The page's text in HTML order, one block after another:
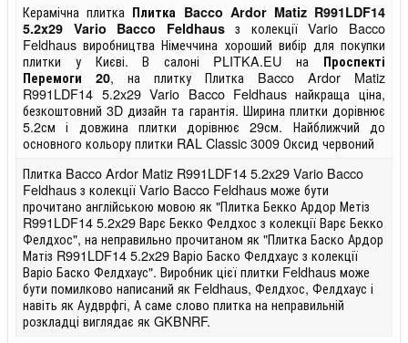
Керамічна плитка Плитка Bacco Ardor Matiz R991LDF14
5.2x29 Vario Bacco Feldhausз колекції Vario Bacco
Feldhaus виробництва Німеччина хороший вибір для покупки
плитки у Києві. В салоні PLITKA.EU на Проспекті
Перемоги 20, на плитку Плитка Bacco Ardor Matiz
R991LDF14 5.2x29 Vario Bacco Feldhaus найкраща ціна,
безкоштовний 3D дизайн та гарантія. Ширина плитки дорівнює
5.2см і довжина плитки дорівнює 29см. Найближчий до
основного кольору плитки RAL Classic 3009 Оксид червоний
Плитка Bacco Ardor Matiz R991LDF14 5.2x29 Vario Bacco
Feldhaus з колекції Vario Bacco Feldhaus може бути
прочитано англійською мовою як "Плитка Бекко Ардор Метіз
R991LDF14 5.2x29 Варє Бекко Фелдхос з колекції Варє Бекко
Фелдхос", на неправильно прочитаном як "Плитка Баско Ардор
Матіз R991LDF14 5.2x29 Варіо Баско Фелдхаус з колекції
Варіо Баско Фелдхаус". Виробник цієї плитки Feldhaus може
бути помилково написаний як Feldhaus, Фелдхос, Фелдхаус і
навіть як Аудврфгі, А саме слово плитка на неправильній
розкладці виглядає як GKBNRF.